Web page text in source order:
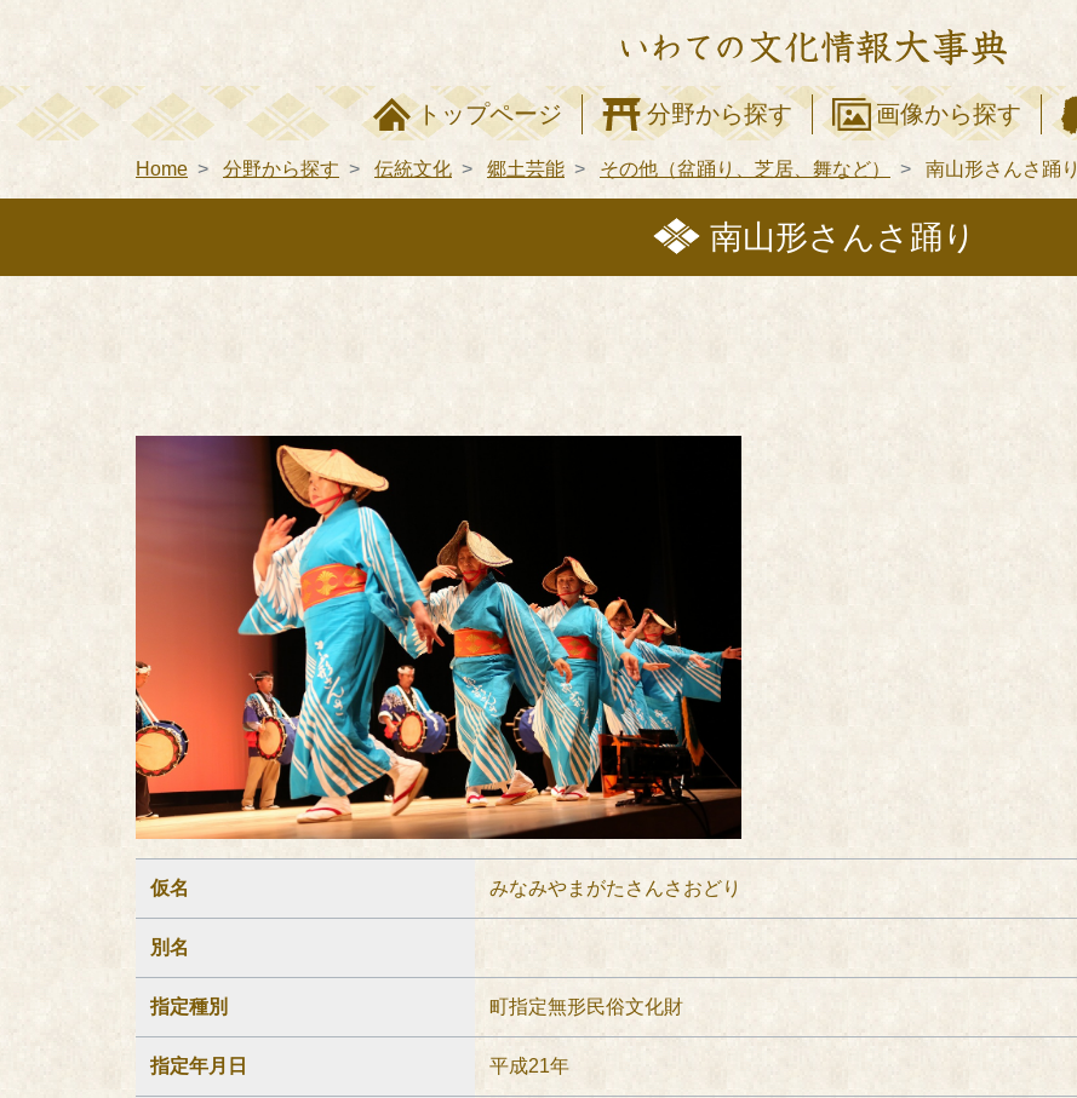
トップページ 分野から探す 画像から探す
Home 分野から探す 伝統文化 郷土芸能 その他（盆踊り、芝居、舞など） 南山形さんさ踊り
南山形さんさ踊り
仮名 みなみやまがたさんさおどり
別名
指定種別 町指定無形民俗文化財
指定年月日 平成21年